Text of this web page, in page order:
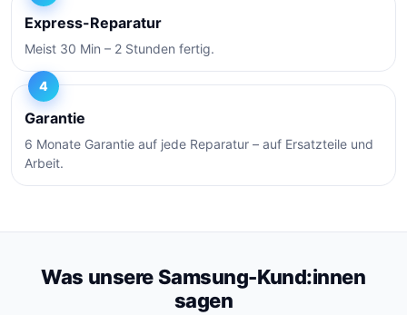
Express-Reparatur
Meist 30 Min – 2 Stunden fertig.
4
Garantie
6 Monate Garantie auf jede Reparatur – auf Ersatzteile und
Arbeit.
Was unsere Samsung-Kund:innen
sagen